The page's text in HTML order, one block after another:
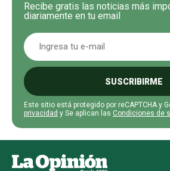
Recibe gratis las noticias más
diariamente en tu email
SUSCRIBIRME
Este sitio está protegido por reCAPTCHA y
privacidad y Se aplican las Condiciones de